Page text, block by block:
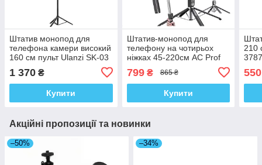
Штатив монопод для
телефона камери високий
160 см пульт Ulanzi SK-03
1 370 ₴
Купити
Штатив-монопод для
телефону на чотирьох
ніжках 45-220см AC Prof
799₴ 865 ₴
Купити
210
550
Акційні пропозиції та новинки
–50% –34%